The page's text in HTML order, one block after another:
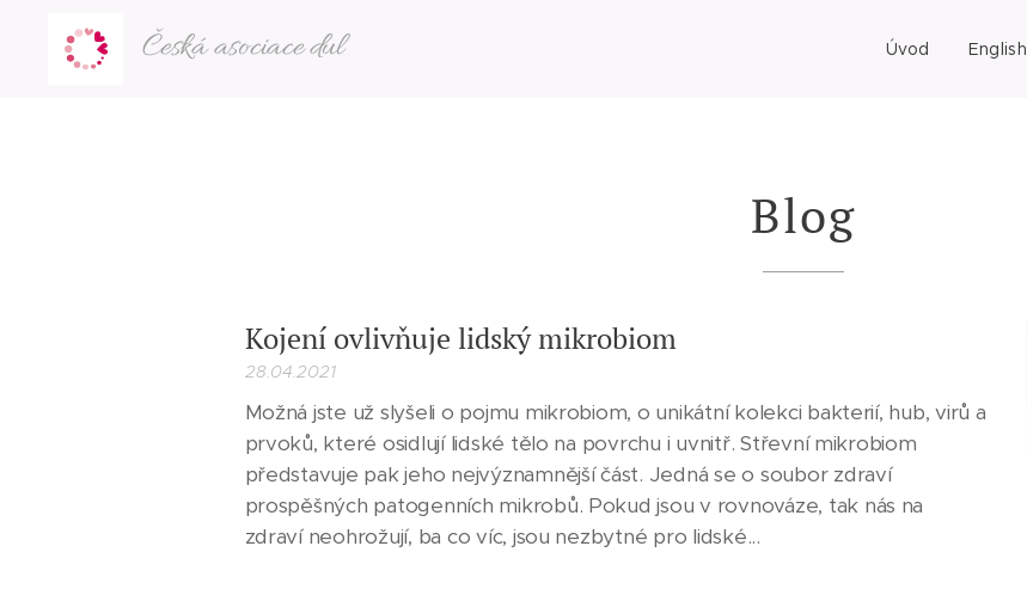
Česká asociace dul Úvod English
Blog
Kojení ovlivňuje lidský mikrobiom
28.04.2021
Možná jste už slyšeli o pojmu mikrobiom, o unikátní kolekci bakterií, hub, virů a
prvoků, které osidlují lidské tělo na povrchu i uvnitř. Střevní mikrobiom
představuje pak jeho nejvýznamnější část. Jedná se o soubor zdraví
prospěšných patogenních mikrobů. Pokud jsou v rovnováze, tak nás na
zdraví neohrožují, ba co víc, jsou nezbytné pro lidské...